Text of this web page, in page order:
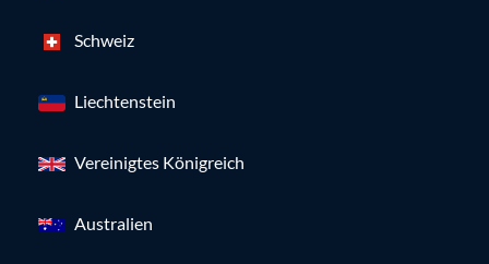
Schweiz
Liechtenstein
Vereinigtes Königreich
Australien